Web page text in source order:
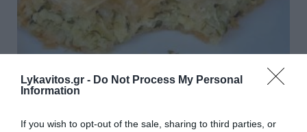
Lykavitos.gr - Do Not Process My Personal
Information
If you wish to opt-out of the sale, sharing to third parties, or